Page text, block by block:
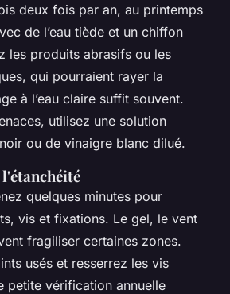
deux fois par an, au printemps
de l’eau tiède et un chiffon
les produits abrasifs ou les
qui pourraient rayer la
à l’eau claire suffit souvent.
utilisez une solution
ou de vinaigre blanc dilué.
quelques minutes pour
vis et fixations. Le gel, le vent
fragiliser certaines zones.
usés et resserrez les vis
petite vérification annuelle